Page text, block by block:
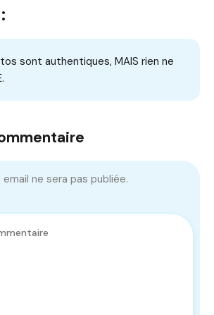
sont authentiques, MAIS rien ne
ne sera pas publiée.